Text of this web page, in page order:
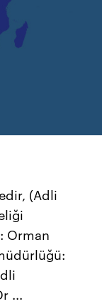
(Adli
Orman
...